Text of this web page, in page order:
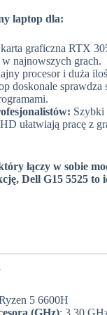
laptop dla:
graficzna RTX
najnowszych grach.
procesor i duża
doskonale
Szybki
ułatwiają pracę z
łączy w sobie
Dell G15 5525 to
5 6600H